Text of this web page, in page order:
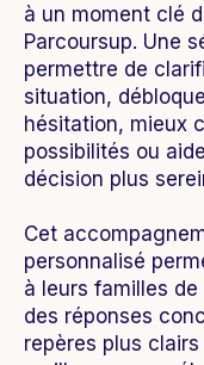
à un moment clé
Parcoursup. Une
permettre de
situation,
hésitation, mieux
possibilités ou
décision plus
Cet
personnalisé
à leurs familles
des réponses
repères plus